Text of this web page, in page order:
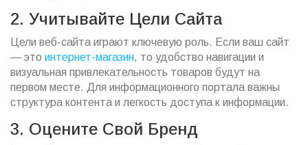
2. Учитывайте Цели Сайта
Цели веб-сайта играют ключевую роль. Если ваш сайт
— это интернет-магазин, то удобство навигации и
визуальная привлекательность товаров будут на
первом месте. Для информационного портала важны
структура контента и легкость доступа к информации.
3. Оцените Свой Бренд